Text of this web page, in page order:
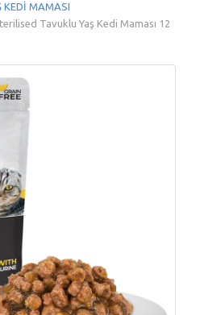
KEDİ MAMASI
Tavuklu Yaş Kedi Maması 12